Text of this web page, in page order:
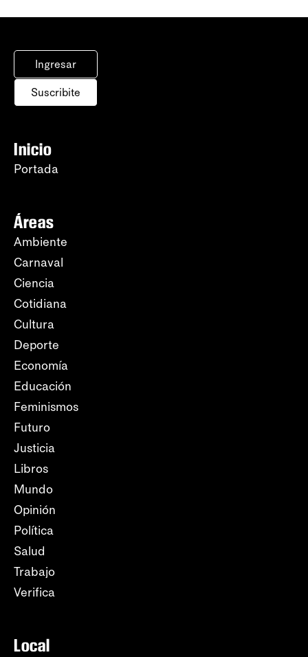
Ingresar
Suscribite
Inicio
Portada
Áreas
Ambiente
Carnaval
Ciencia
Cotidiana
Cultura
Deporte
Economía
Educación
Feminismos
Futuro
Justicia
Libros
Mundo
Opinión
Política
Salud
Trabajo
Verifica
Local